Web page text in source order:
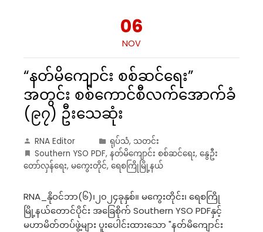
06
NOV
“နတ်မိကျောင်း စစ်ဆင်ရေး”
အတွင်း စစ်ကောင်စီလက်အောက်ခံ
(၉၇) ဦးသေဆုံး
RNA Editor ရုပ်သံ, သတင်း
Southern YSO PDF, နတ်မိကျောင်း စစ်ဆင်ရေး, နွေဦး
တော်လှန်ရေး, မကွေးတိုင်, ရေစကြိုမြို့နယ်
RNA_နိုဝင်ဘာ(၆)၊၂၀၂၄ခုနှစ်။ မကွေးတိုင်း၊ ရေစကြို
မြို့နယ်တောင်ပိုင်း အခြေစိုက် Southern YSO PDFနှင့်
မဟာမိတ်တပ်ဖွဲ့များ ပူးပေါင်းထားသော "နတ်မိကျောင်း